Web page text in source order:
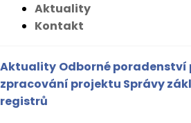
Aktuality
Kontakt
Aktuality Odborné poradenství
zpracování projektu Správy
registrů